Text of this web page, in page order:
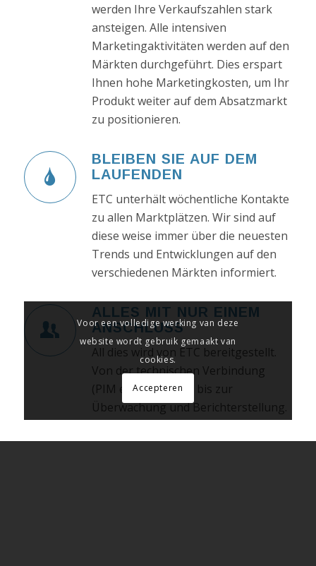
werden Ihre Verkaufszahlen stark
ansteigen. Alle intensiven
Marketingaktivitäten werden auf den
Märkten durchgeführt. Dies erspart
Ihnen hohe Marketingkosten, um Ihr
Produkt weiter auf dem Absatzmarkt
zu positionieren.
BLEIBEN SIE AUF DEM
LAUFENDEN
ETC unterhält wöchentliche Kontakte
zu allen Marktplätzen. Wir sind auf
diese weise immer über die neuesten
Trends und Entwicklungen auf den
verschiedenen Märkten informiert.
ALLES MIT NUR EINEM
ANSCHLUSS
All dies wird von ETC bereitgestellt.
Von der technischen Verbindung
(PIM einschließlich) bis zur
Überwachung und Berichterstellung.
Voor een volledige werking van deze
website wordt gebruik gemaakt van
cookies.
Accepteren